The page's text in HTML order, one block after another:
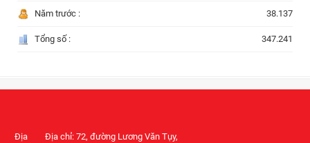
Năm trước : 38.137
Tổng số : 347.241
Địa Địa chỉ: 72, đường Lương Văn Tụy,